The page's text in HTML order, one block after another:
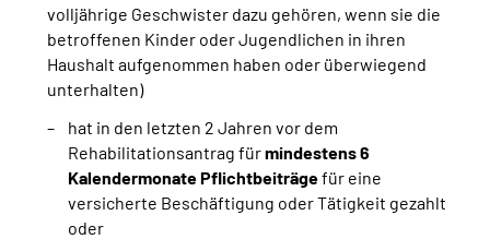
volljährige Geschwister dazu gehören, wenn sie die
betroffenen Kinder oder Jugendlichen in ihren
Haushalt aufgenommen haben oder überwiegend
unterhalten)
hat in den letzten 2 Jahren vor dem
Rehabilitationsantrag fürmindestens 6
Kalendermonate Pflichtbeiträgefür eine
versicherte Beschäftigung oder Tätigkeit gezahlt
oder